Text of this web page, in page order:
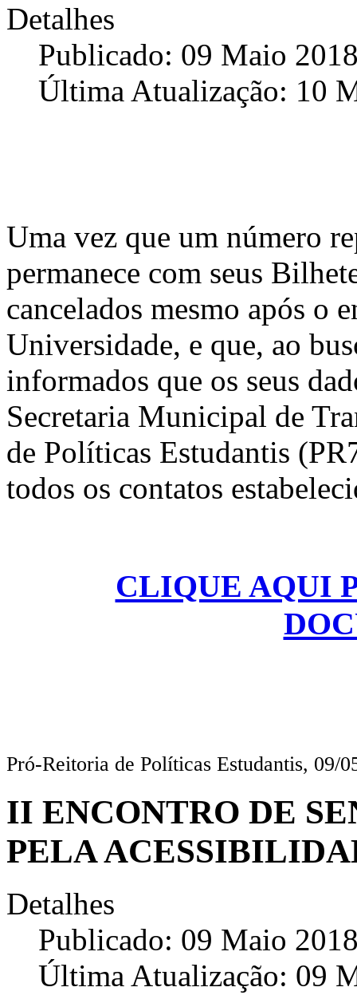
Detalhes
Publicado: 09 Maio
Última Atualização: 10
Uma vez que um número
permanece com seus
cancelados mesmo após o
Universidade, e que, ao
informados que os seus
Secretaria Municipal de
de Políticas Estudantis
todos os contatos
CLIQUE AQUI
Pró-Reitoria de Políticas Estudantis, 09/
II ENCONTRO DE
PELA
Detalhes
Publicado: 09 Maio
Última Atualização: 09